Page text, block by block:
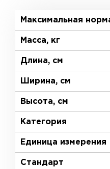
Максимальная
Масса, кг
Длина, см
Ширина, см
Высота, см
Категория
Единица измерения
Стандарт